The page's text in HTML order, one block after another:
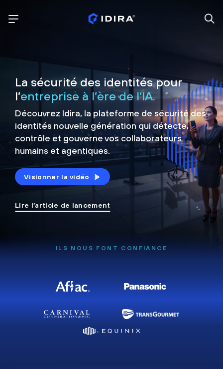
La sécurité des identités pour
l’entreprise à l’ère de l’IA.
Découvrez Idira, la plateforme de sécuritédes
identités nouvelle génération qui détecte,
contrôle et gouverne vos collaborateurs
humains et agentiques.
Visionner la vidéo
Lire l’article de lancement
ILS NOUS FONT CONFIANCE